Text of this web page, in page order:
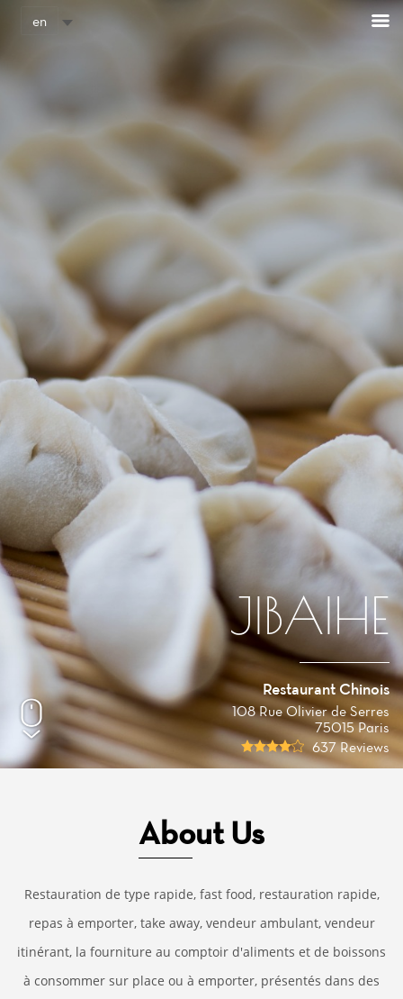
en
JIBAIHE
Restaurant Chinois
108 Rue Olivier de Serres
75015 Paris
637 Reviews
About Us
Restauration de type rapide, fast food, restauration rapide,
repas à emporter, take away, vendeur ambulant, vendeur
itinérant, la fourniture au comptoir d'aliments et de boissons
à consommer sur place ou à emporter, présentés dans des